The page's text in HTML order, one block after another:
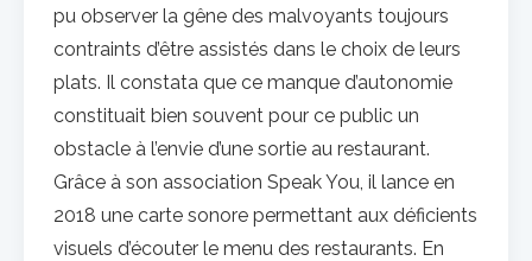
pu observer la gêne des malvoyants toujours
contraints d’être assistés dans le choix de leurs
plats. Il constata que ce manque d’autonomie
constituait bien souvent pour ce public un
obstacle à l’envie d’une sortie au restaurant.
Grâce à son association Speak You, il lance en
2018 une carte sonore permettant aux déficients
visuels d’écouter le menu des restaurants. En